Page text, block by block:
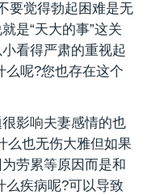
要觉得勃起困难是无
是“天大的事”这关
看得严肃的重视起
么呢?您也存在这个
影响夫妻感情的也
么也无伤大雅但如果
劳累等原因而是和
么疾病呢?可以导致